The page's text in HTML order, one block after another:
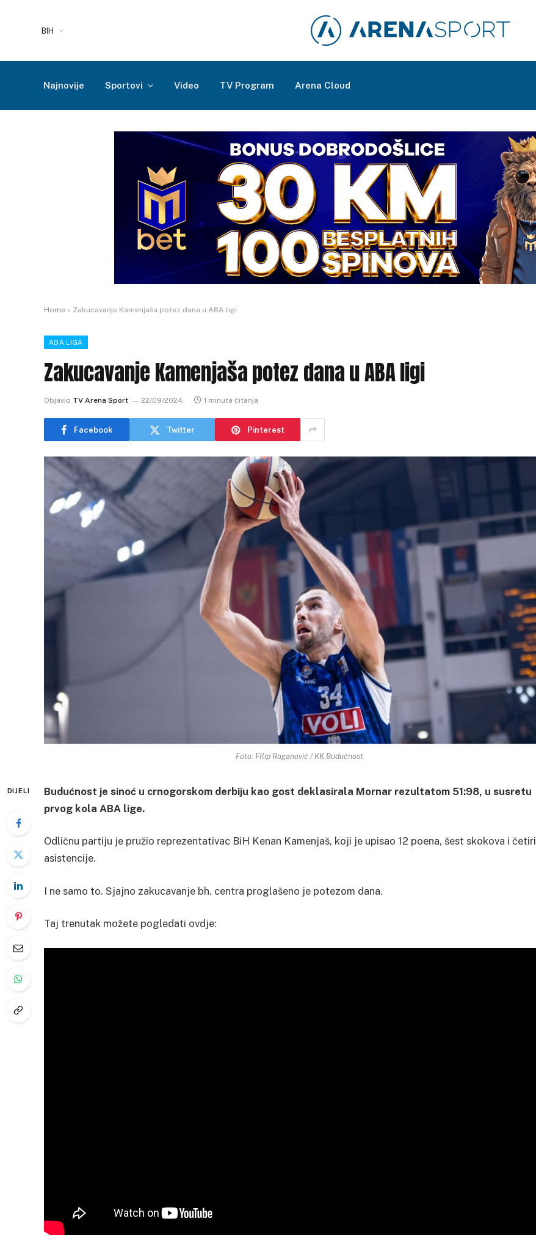
BIH
Najnovije Sportovi Video TV Program Arena Cloud
Home » Zakucavanje Kamenjaša potez dana u ABA ligi
ABA LIGA
Zakucavanje Kamenjaša potez dana u ABA ligi
Objavio TV Arena Sport 22/09/2024 1 minuta čitanja
Facebook Twitter Pinterest
Foto: FIlip Roganović / KK Budućnost
DIJELI
Budućnost je sinoć u crnogorskom derbiju kao gost deklasirala Mornar rezultatom 51:98, u susretu
prvog kola ABA lige.
Odličnu partiju je pružio reprezentativac BiH Kenan Kamenjaš, koji je upisao 12 poena, šest skokova i četiri
asistencije.
I ne samo to. Sjajno zakucavanje bh. centra proglašeno je potezom dana.
Taj trenutak možete pogledati ovdje: